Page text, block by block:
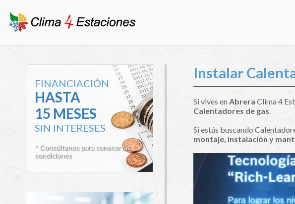
FINANCIACIÓN
HASTA
15 MESES
SIN INTERESES
* Consúltanos para conocer las
condiciones
Instalar
Si vives enAbrera Clima 4
Calentadores de gas.
Si estás buscando
montaje, instalación y